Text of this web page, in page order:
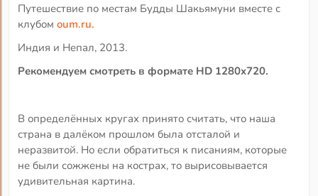
Путешествие по местам Будды Шакьямуни вместе с
клубомoum.ru.
Индия и Непал, 2013.
Рекомендуем смотреть в формате HD 1280x720.
В определённых кругах принято считать, что наша
страна в далёком прошлом была отсталой и
неразвитой. Но если обратиться к писаниям, которые
не были сожжены на кострах, то вырисовывается
удивительная картина.